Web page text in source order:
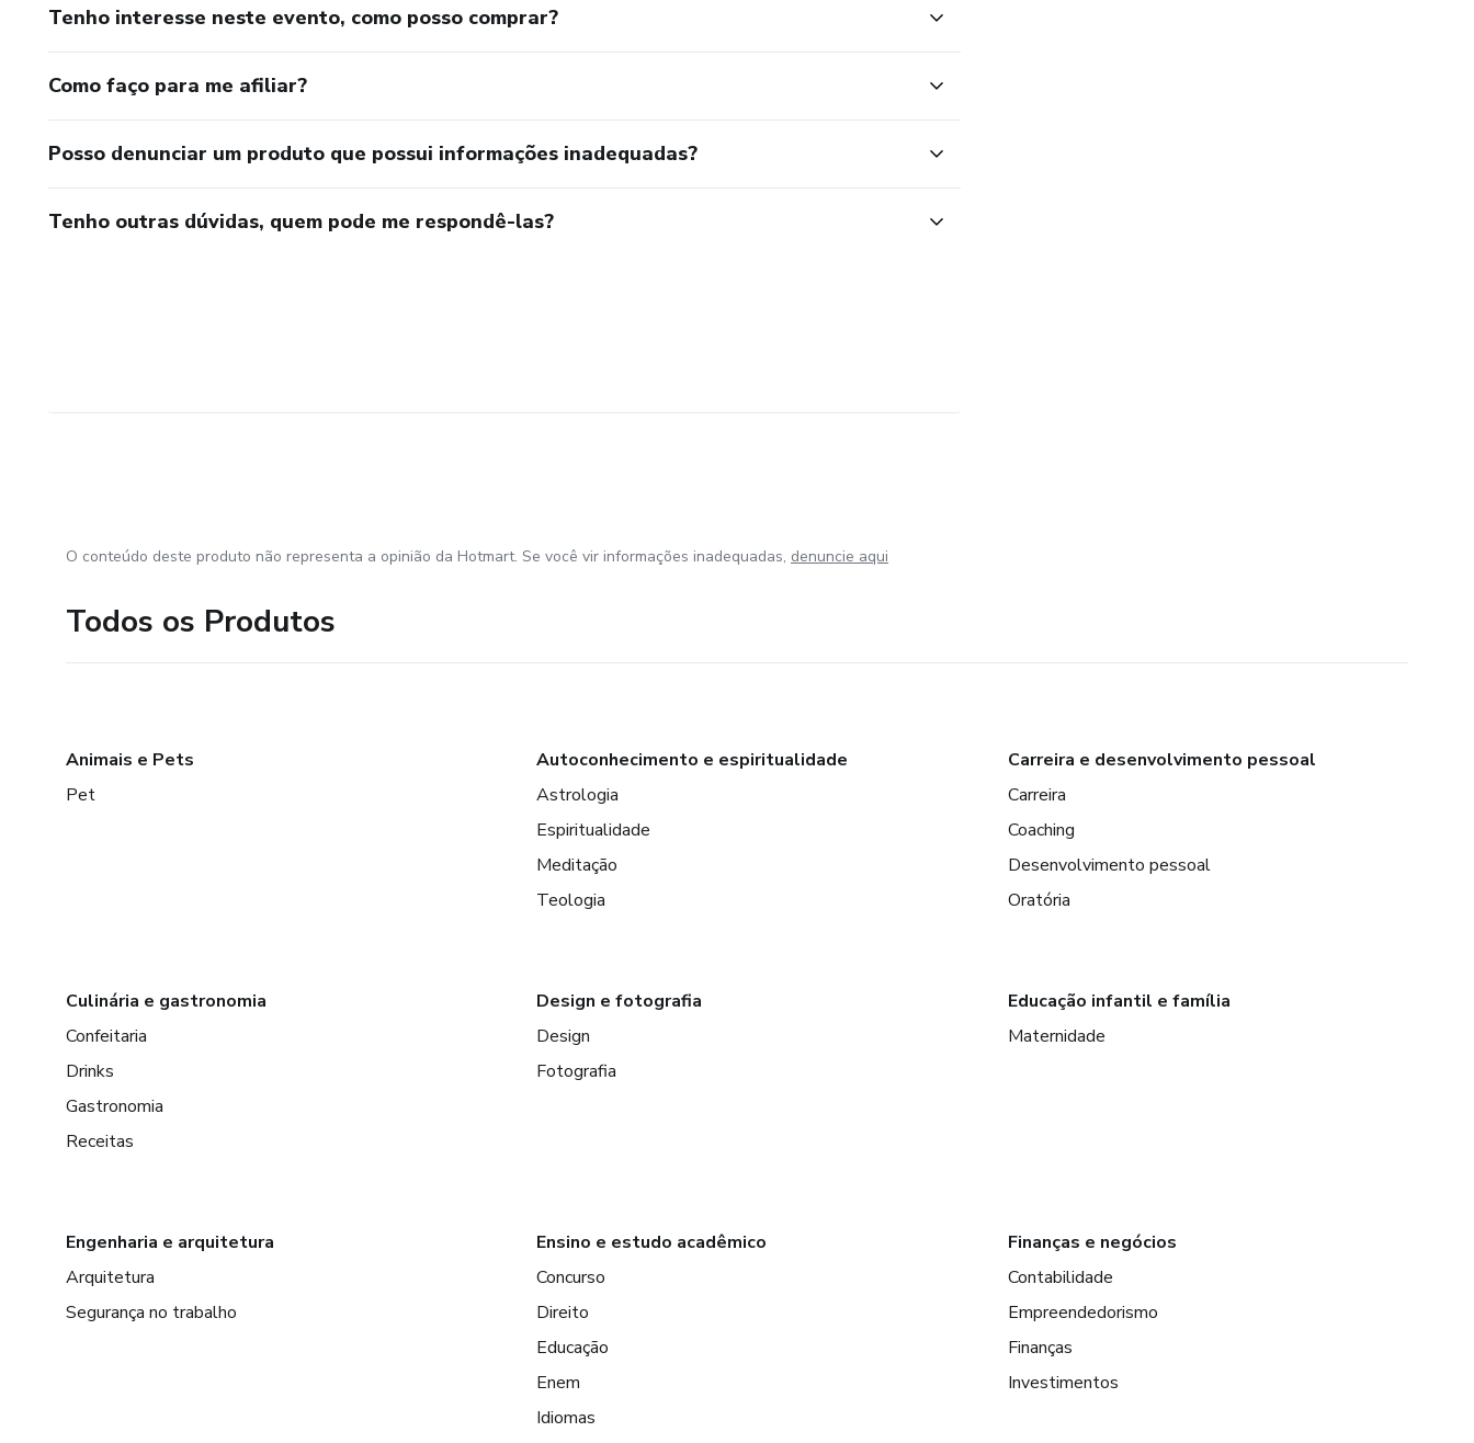
Tenho interesse neste evento, como posso comprar?
Como faço para me afiliar?
Posso denunciar um produto que possui informações inadequadas?
Tenho outras dúvidas, quem pode me respondê-las?
O conteúdo deste produto não representa a opinião da Hotmart. Se você vir informações inadequadas, denuncie aqui
Todos os Produtos
Animais e Pets
Pet
Autoconhecimento e espiritualidade
Astrologia
Espiritualidade
Meditação
Teologia
Carreira e desenvolvimento pessoal
Carreira
Coaching
Desenvolvimento pessoal
Oratória
Culinária e gastronomia
Confeitaria
Drinks
Gastronomia
Receitas
Design e fotografia
Design
Fotografia
Educação infantil e família
Maternidade
Engenharia e arquitetura
Arquitetura
Segurança no trabalho
Ensino e estudo acadêmico
Concurso
Direito
Educação
Enem
Idiomas
Finanças e negócios
Contabilidade
Empreendedorismo
Finanças
Investimentos